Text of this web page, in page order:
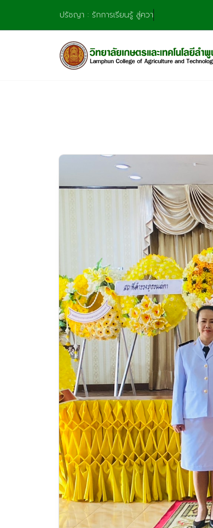
content
ปรัชญา : รักการเรียนรู้ สู่ความชำนาญ มุ่งก